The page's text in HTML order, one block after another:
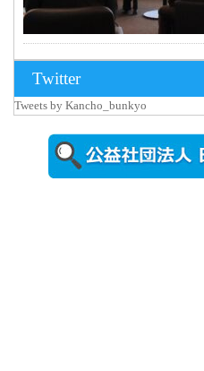
Twitter
Tweets by Kancho_bunkyo